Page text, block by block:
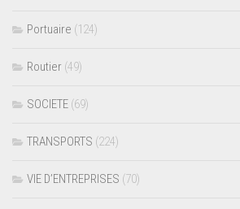
Portuaire (124)
Routier (49)
SOCIETE (69)
TRANSPORTS (224)
VIE D’ENTREPRISES (70)